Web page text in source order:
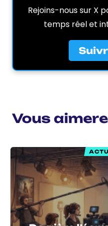
Rejoins-nous sur X
temps réel et
Vous